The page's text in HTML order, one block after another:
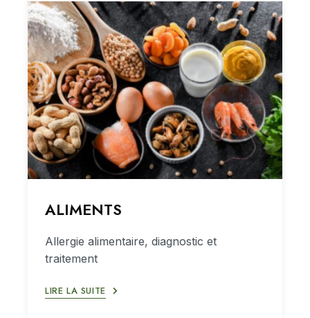
ALIMENTS
Allergie alimentaire, diagnostic et
traitement
LIRE LA SUITE